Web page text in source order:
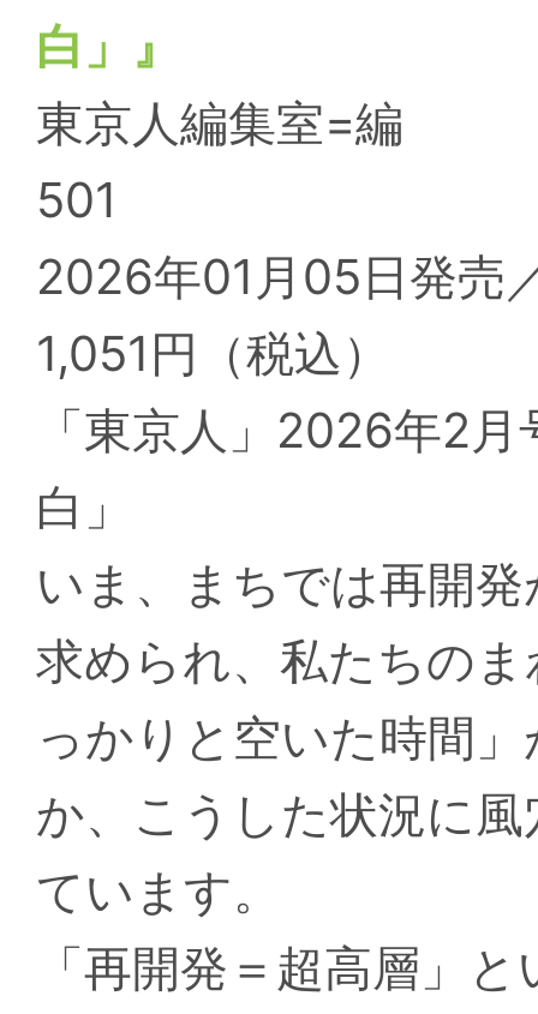
白」』
東京人編集室=編
501
2026年01月05日発売
1,051円（税込）
「東京人」2026年2
白」
いま、まちでは再開
求められ、私たちの
っかりと空いた時間
か、こうした状況に
ています。
「再開発＝超高層」